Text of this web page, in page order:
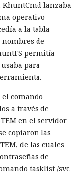
lanzaba
operativo
a la tabla
de
permitía
para
comando
a través de
en el servidor
copiaron las
de las cuales
de
tasklist /svc